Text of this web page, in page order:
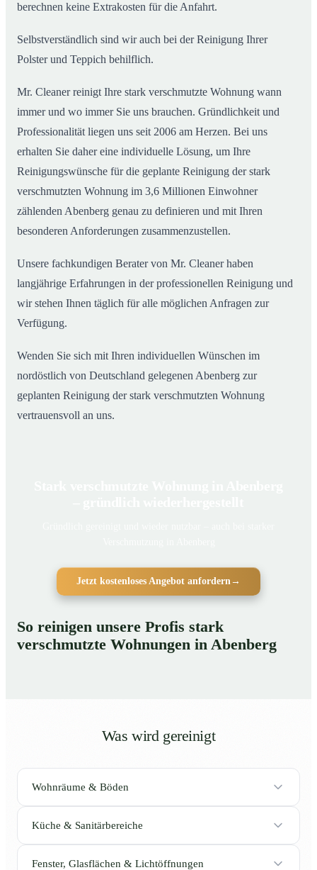
berechnen keine Extrakosten für die Anfahrt.
Selbstverständlich sind wir auch bei der Reinigung Ihrer
Polster und Teppich behilflich.
Mr. Cleaner reinigt Ihre stark verschmutzte Wohnung wann
immer und wo immer Sie uns brauchen. Gründlichkeit und
Professionalität liegen uns seit 2006 am Herzen. Bei uns
erhalten Sie daher eine individuelle Lösung, um Ihre
Reinigungswünsche für die geplante Reinigung der stark
verschmutzten Wohnung im 3,6 Millionen Einwohner
zählenden Abenberg genau zu definieren und mit Ihren
besonderen Anforderungen zusammenzustellen.
Unsere fachkundigen Berater von Mr. Cleaner haben
langjährige Erfahrungen in der professionellen Reinigung und
wir stehen Ihnen täglich für alle möglichen Anfragen zur
Verfügung.
Wenden Sie sich mit Ihren individuellen Wünschen im
nordöstlich von Deutschland gelegenen Abenberg zur
geplanten Reinigung der stark verschmutzten Wohnung
vertrauensvoll an uns.
Jetzt kostenloses Angebot anfordern→
So reinigen unsere Profis stark
verschmutzte Wohnungen in Abenberg
Was wird gereinigt
Wohnräume & Böden
Küche & Sanitärbereiche
Fenster, Glasflächen & Lichtöffnungen